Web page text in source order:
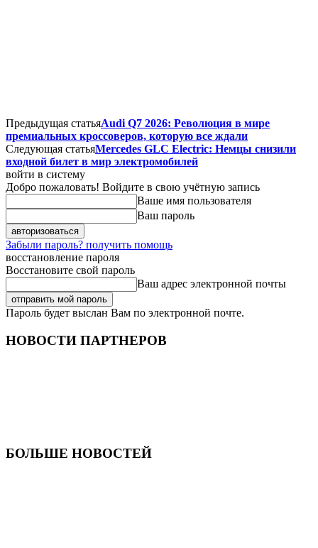
Предыдущая статьяAudi Q7 2026: Революция в мире
премиальных кроссоверов, которую все ждали
Следующая статьяMercedes GLC Electric: Немцы снизили
входной билет в мир электромобилей
войти в систему
Добро пожаловать! Войдите в свою учётную запись
Ваше имя пользователя
Ваш пароль
Забыли пароль? получить помощь
восстановление пароля
Восстановите свой пароль
Ваш адрес электронной почты
Пароль будет выслан Вам по электронной почте.
НОВОСТИ ПАРТНЕРОВ
БОЛЬШЕ НОВОСТЕЙ